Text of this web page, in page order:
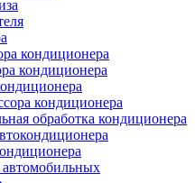
кондиционера
кондиционера
кондиционера
обработка кондиционера